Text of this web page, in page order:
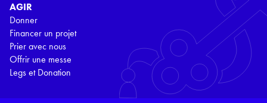
AGIR
Donner
Financer un projet
Prier avec nous
Offrir une messe
Legs et Donation